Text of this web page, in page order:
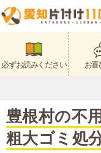
必ずお読みください お喜
豊根村の不
粗大ゴミ処